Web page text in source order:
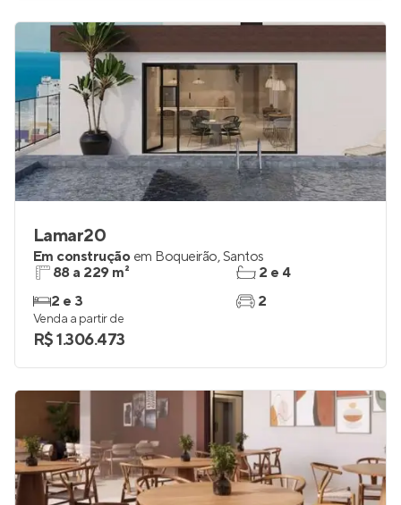
Lamar20
Em construção em Boqueirão,Santos
88 a 229 m²
2 e 3
2 e 4
2
Venda a partir de
R$ 1.306.473